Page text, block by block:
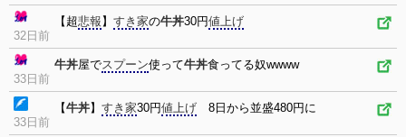
32日前
【超悲報 】 すき家の牛丼30円値上げ
33日前
牛丼屋でスプーン使って牛丼食ってる奴wwww
33日前
【牛丼】 すき家30円値上げ 8日から並盛480円に